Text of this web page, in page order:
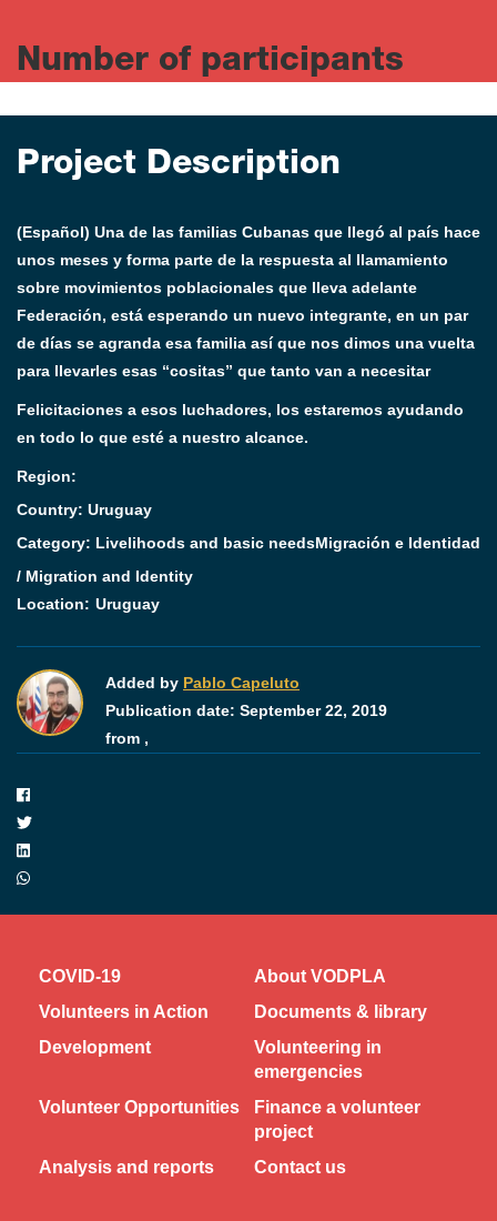
Number of participants
Project Description
(Español) Una de las familias Cubanas que llegó al país hace
unos meses y forma parte de la respuesta al llamamiento
sobre movimientos poblacionales que lleva adelante
Federación, está esperando un nuevo integrante, en un par
de días se agranda esa familia así que nos dimos una vuelta
para llevarles esas “cositas” que tanto van a necesitar
Felicitaciones a esos luchadores, los estaremos ayudando
en todo lo que esté a nuestro alcance.
Region:
Country: Uruguay
Category: Livelihoods and basic needsMigración e Identidad
/ Migration and Identity
Location: Uruguay
Added by Pablo Capeluto
Publication date: September 22, 2019
from ,
COVID-19
About VODPLA
Volunteers in Action
Documents & library
Development
Volunteering in
emergencies
Volunteer Opportunities
Finance a volunteer
project
Analysis and reports
Contact us